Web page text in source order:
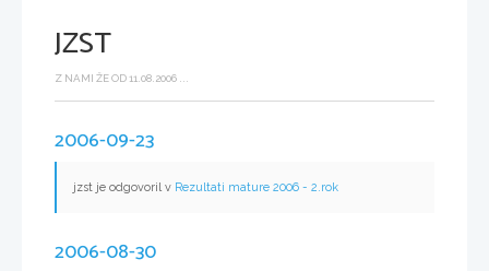
JZST
Z NAMI ŽE OD 11.08.2006 ...
2006-09-23
jzst je odgovoril v Rezultati mature 2006 - 2.rok
2006-08-30